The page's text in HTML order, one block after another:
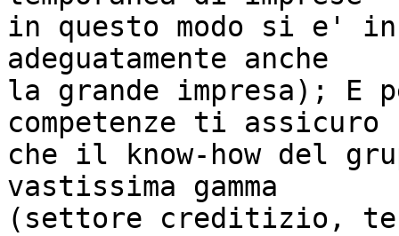
in questo modo si e'
adeguatamente anche
la grande impresa); E
competenze ti assicuro
che il know-how del
vastissima gamma
(settore creditizio,